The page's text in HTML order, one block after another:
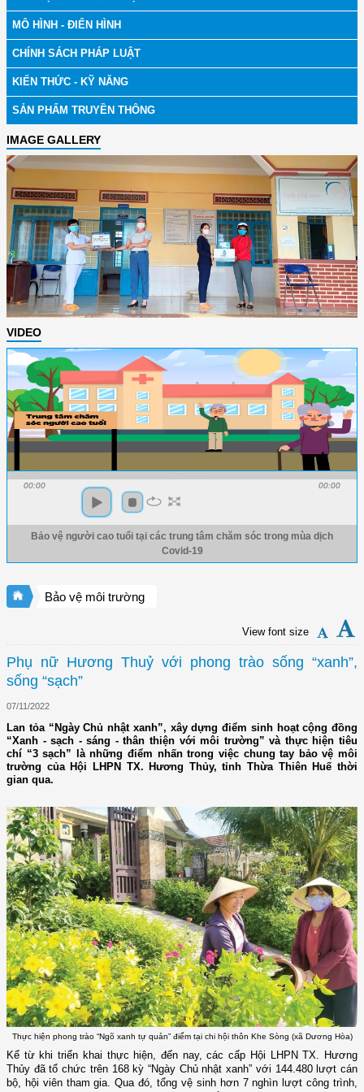
MÔ HÌNH - ĐIỂN HÌNH
CHÍNH SÁCH PHÁP LUẬT
KIẾN THỨC - KỸ NĂNG
SẢN PHẨM TRUYỀN THÔNG
IMAGE GALLERY
VIDEO
00:00 00:00
Bảo vệ người cao tuổi tại các trung tâm chăm sóc trong mùa dịch
Covid-19
Bảo vệ môi trường
View font size
Phụ nữ Hương Thuỷ với phong trào sống “xanh”,
sống “sạch”
07/11/2022
Lan tỏa “Ngày Chủ nhật xanh”, xây dựng điểm sinh hoạt cộng đồng
“Xanh - sạch - sáng - thân thiện với môi trường” và thực hiện tiêu
chí “3 sạch” là những điểm nhấn trong việc chung tay bảo vệ môi
trường của Hội LHPN TX. Hương Thủy, tỉnh Thừa Thiên Huế thời
gian qua.
Thực hiện phong trào “Ngõ xanh tự quản” điểm tại chi hội thôn Khe Sòng (xã Dương Hòa)
Kể từ khi triển khai thực hiện, đến nay, các cấp Hội LHPN TX. Hương
Thủy đã tổ chức trên 168 kỳ “Ngày Chủ nhật xanh” với 144.480 lượt cán
bộ, hội viên tham gia. Qua đó, tổng vệ sinh hơn 7 nghìn lượt công trình,